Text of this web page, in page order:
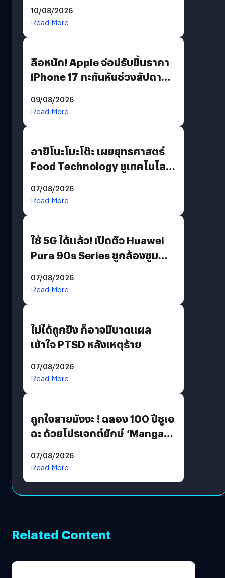
เงื่อนไขที่กำหนด
10/08/2026
Read More
ลือหนัก! Apple จ่อปรับขึ้นราคา
iPhone 17 กะทันหันช่วงสัปดาห์ที่
09/08/2026
Read More
อายิโนะโมะโต๊ะ เผยยุทธศาสตร์
Food Technology ชูเทคโนโลยี
บริโภคและ B2B
07/08/2026
Read More
ใช้ 5G ได้แล้ว! เปิดตัว Huawei
Pura 90s Series ชูกล้องซูม
07/08/2026
Read More
ไม่ได้ถูกยิง ก็อาจมีบาดแผล
เข้าใจ PTSD หลังเหตุร้าย
07/08/2026
Read More
ถูกใจสายมังงะ ! ฉลอง 100 ปีชูเอ
ฉะ ด้วยโปรเจกต์ยักษ์ ‘Manga
มีภาษาไทยด้วย
07/08/2026
Read More
Related Content